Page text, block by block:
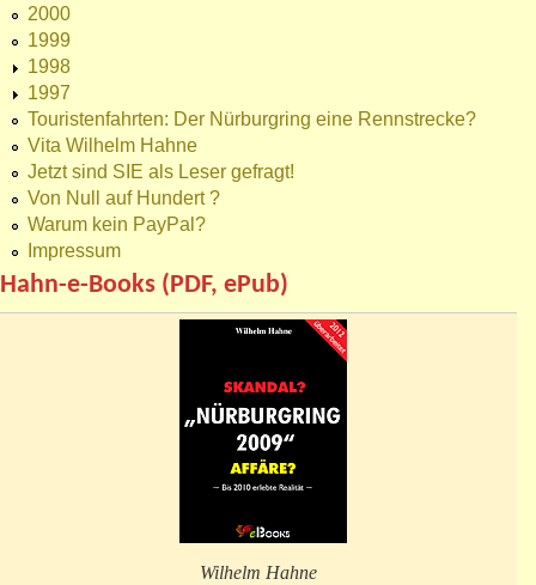
2000
1999
1998
1997
Touristenfahrten: Der Nürburgring eine Rennstrecke?
Vita Wilhelm Hahne
Jetzt sind SIE als Leser gefragt!
Von Null auf Hundert ?
Warum kein PayPal?
Impressum
Hahn-e-Books (PDF, ePub)
Wilhelm Hahne